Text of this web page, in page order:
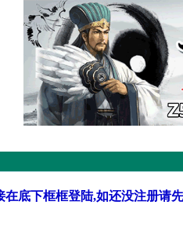
在底下框框登陆,如还没注册请